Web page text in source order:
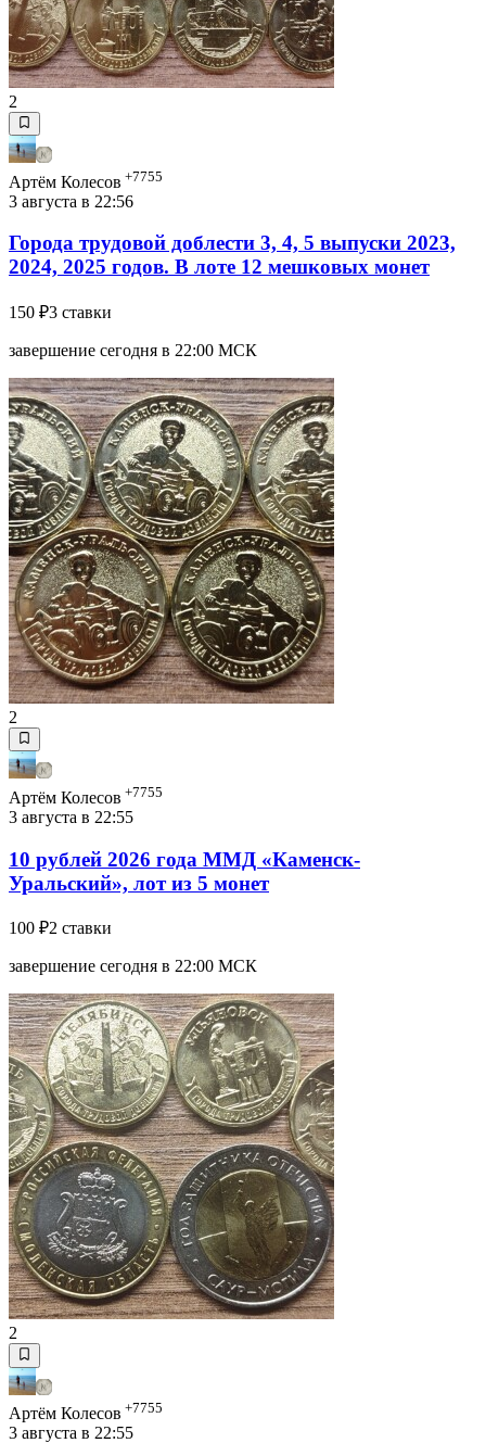
2
Артём Колесов +7755
3 августа в 22:56
Города трудовой доблести 3, 4, 5 выпуски 2023,
2024, 2025 годов. В лоте 12 мешковых монет
150 ₽3 ставки
завершение сегодня в 22:00 МСК
2
Артём Колесов +7755
3 августа в 22:55
10 рублей 2026 года ММД «Каменск-
Уральский», лот из 5 монет
100 ₽2 ставки
завершение сегодня в 22:00 МСК
2
Артём Колесов +7755
3 августа в 22:55